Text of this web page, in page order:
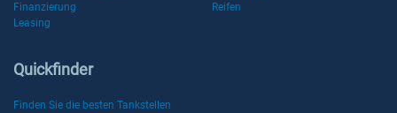
Finanzierung
Reifen
Leasing
Quickfinder
Finden Sie die besten Tankstellen